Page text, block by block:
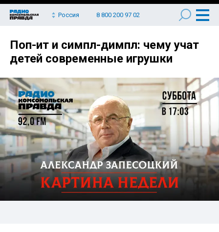
Россия 8 800 200 97 02
Поп-ит и симпл-димпл: чему учат
детей современные игрушки